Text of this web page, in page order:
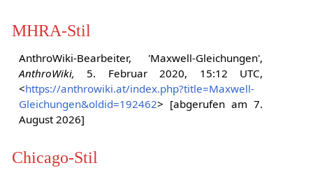
MHRA-Stil
AnthroWiki-Bearbeiter, 'Maxwell-Gleichungen',
AnthroWiki, 5. Februar 2020, 15:12 UTC,
<https://anthrowiki.at/index.php?title=Maxwell-
Gleichungen&oldid=192462> [abgerufen am 7.
August 2026]
Chicago-Stil